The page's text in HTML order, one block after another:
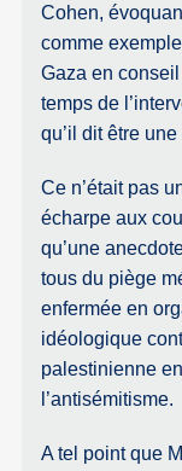
Cohen,
comme
Gaza en
temps de
qu’il dit être
Ce n’était pas
écharpe aux
qu’une
tous du piège
enfermée en
idéologique
palestinienne
l’antisémitisme.
A tel point que